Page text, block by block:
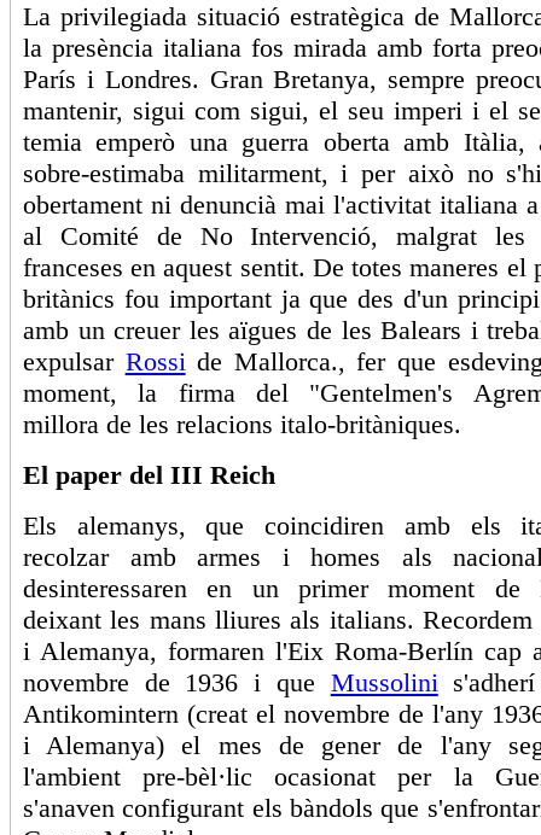
La privilegiada situació estratègica de
la presència italiana fos mirada amb forta
París i Londres. Gran Bretanya, sempre
mantenir, sigui com sigui, el seu imperi i el
temia emperò una guerra oberta amb
sobre-estimaba militarment, i per això no
obertament ni denuncià mai l'activitat italiana
al Comité de No Intervenció, malgrat les
franceses en aquest sentit. De totes maneres el
britànics fou important ja que des d'un
amb un creuer les aïgues de les Balears i
expulsar Rosside Mallorca., fer que
moment, la firma del "Gentelmen's
millora de les relacions italo-britàniques.
El paper del III Reich
Els alemanys, que coincidiren amb els
recolzar amb armes i homes als
desinteressaren en un primer moment de
deixant les mans lliures als italians.
i Alemanya, formaren l'Eix Roma-Berlín cap
novembre de 1936 i que Mussolini
Antikomintern (creat el novembre de l'any
i Alemanya) el mes de gener de l'any
l'ambient pre-bèl·lic ocasionat per la
s'anaven configurant els bàndols que